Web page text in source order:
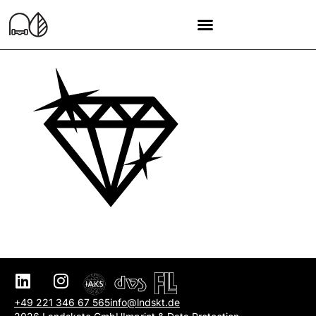
+49 221 346 67 565info@lndskt.de